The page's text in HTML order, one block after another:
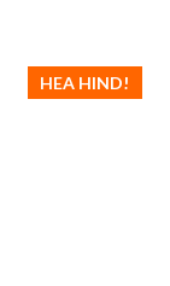
HEA HIND!